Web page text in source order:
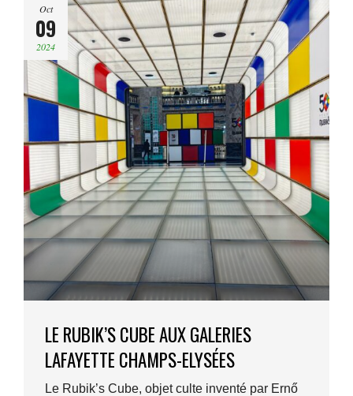
Oct
09
2024
LE RUBIK’S CUBE AUX GALERIES
LAFAYETTE CHAMPS-ELYSÉES
Le Rubik’s Cube, objet culte inventé par Ernő